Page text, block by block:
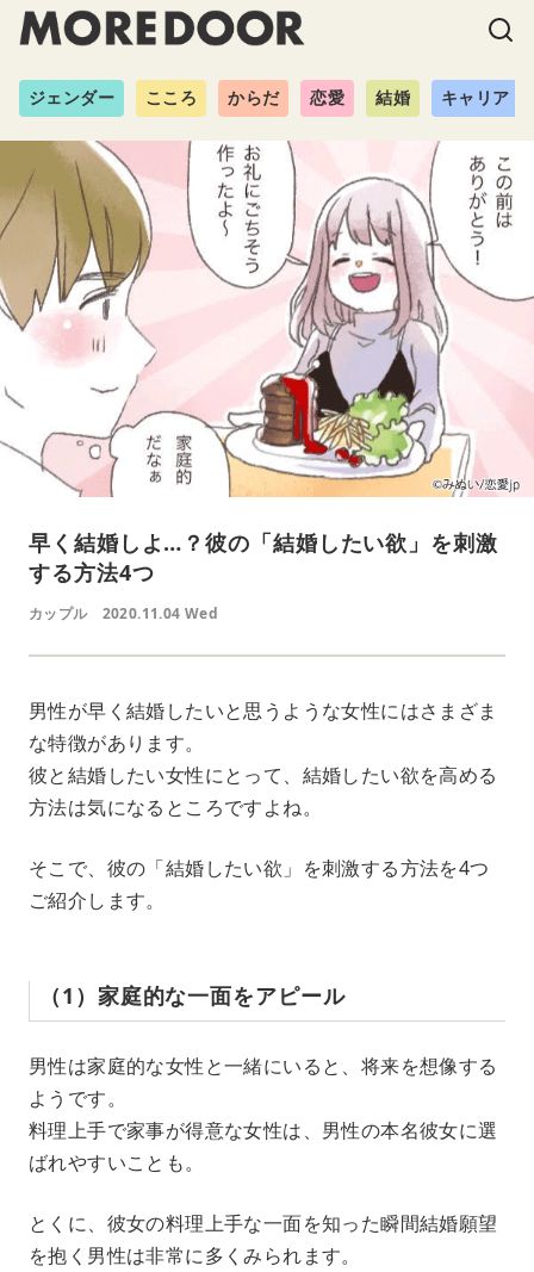
ジェンダー こころ からだ 恋愛 結婚 キャリア
早く結婚しよ…？彼の「結婚したい欲」を刺激
する方法4つ
カップル 2020.11.04 Wed
男性が早く結婚したいと思うような女性にはさまざま
な特徴があります。
彼と結婚したい女性にとって、結婚したい欲を高める
方法は気になるところですよね。
そこで、彼の「結婚したい欲」を刺激する方法を4つ
ご紹介します。
（1）家庭的な一面をアピール
男性は家庭的な女性と一緒にいると、将来を想像する
ようです。
料理上手で家事が得意な女性は、男性の本名彼女に選
ばれやすいことも。
とくに、彼女の料理上手な一面を知った瞬間結婚願望
を抱く男性は非常に多くみられます。